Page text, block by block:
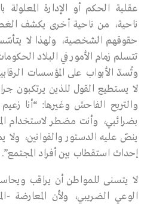
عقلية الحكم أو الإدارة
ناحية، من ناحية أخرى يكشف
حقوقهم الشخصية، ولهذا لا
تتسلم زمام الأمور في البلاد
وتُسدّ الأبواب على المؤسسات
لا يستطيع القول للذين يرتكبون
والتربح الفاحش وغيرها: “أنا
بضرائبي، وأنت مضطر لاستخدام
ينصّ عليه الدستور والقوانين،
إحداث استقطاب بين أفراد المجتمع”.
لا يتسنى للمواطن أن يراقب
الوعي الضريبي، ولأن المعارضة -